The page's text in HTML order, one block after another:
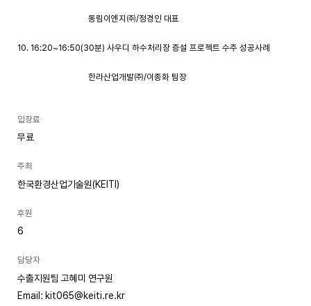
동림이엔지㈜/정경인 대표
10. 16:20~16:50(30분) 사우디 하수처리장 증설 프로젝트 수주 성공사례
한라산업개발㈜/이종화 팀장
입장료
무료
주최
한국환경산업기술원(KEITI)
후원
6
담당자
수출지원팀 고혜미 연구원
Email: kit065@keiti.re.kr